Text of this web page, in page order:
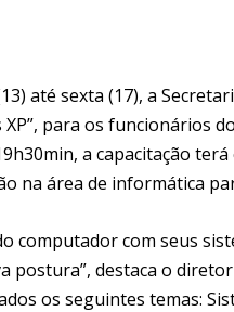
até sexta (17), a
para os funcionários
a capacitação
na área de informática
computador com seus
destaca o
os seguintes temas: